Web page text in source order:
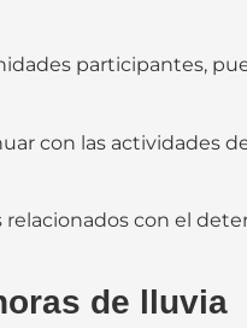
participantes,
con las actividades
con el
de lluvia